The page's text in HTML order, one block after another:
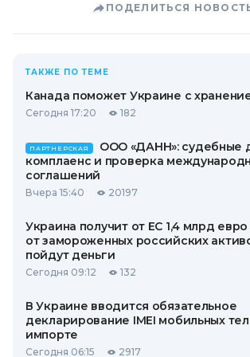
ПОДЕЛИТЬСЯ
ТАКЖЕ ПО ТЕМЕ
Канада поможет Украине с
Сегодня 17:20 182
ПАРТНЕРСКАЯ
ООО «ДАНН»: судебные
комплаенс и проверка
соглашений
Вчера 15:40 20197
Украина получит от ЕС 1,4 млрд
от замороженных российских
пойдут деньги
Сегодня 09:12 132
В Украине вводится обязательное
декларирование IMEI мобильных
импорте
Сегодня 06:15 2917